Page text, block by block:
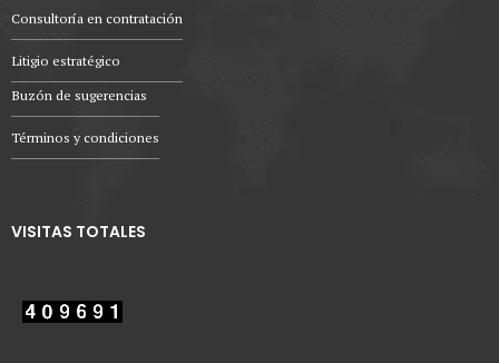
Consultoría en contratación
Litigio estratégico
Buzón de sugerencias
Términos y condiciones
VISITAS TOTALES